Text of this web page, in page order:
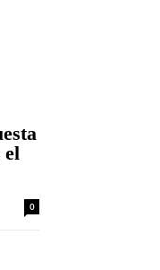
el
0